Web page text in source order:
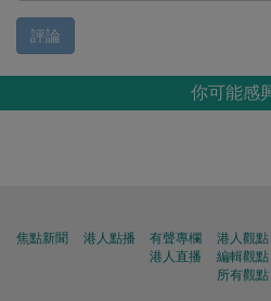
評論
你可能感
焦點新聞 港人點播
有聲專欄
港人直播
港人觀點
編輯觀點
所有觀點